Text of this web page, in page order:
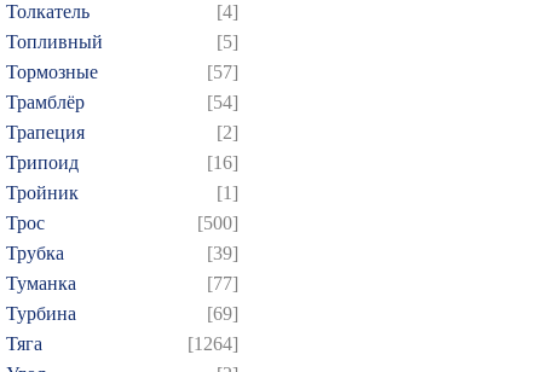
Толкатель
[4]
Топливный
[5]
Тормозные
[57]
Трамблёр
[54]
Трапеция
[2]
Трипоид
[16]
Тройник
[1]
Трос
[500]
Трубка
[39]
Туманка
[77]
Турбина
[69]
Тяга
[1264]